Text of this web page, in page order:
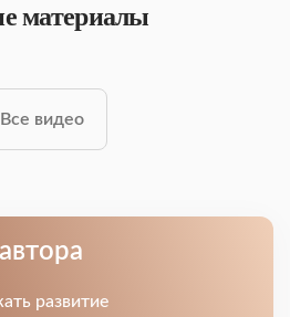
материалы
Все видео
развитие